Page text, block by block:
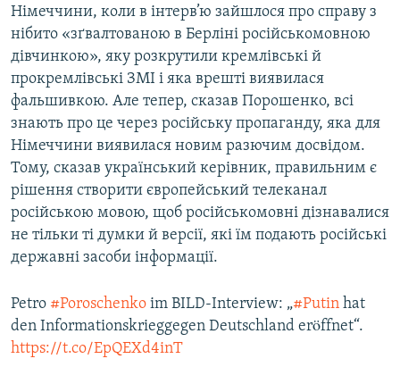
Німеччини, коли в інтерв’ю зайшлося про справу з
нібито «зґвалтованою в Берліні російськомовною
дівчинкою», яку розкрутили кремлівські й
прокремлівські ЗМІ і яка врешті виявилася
фальшивкою. Але тепер, сказав Порошенко, всі
знають про це через російську пропаганду, яка для
Німеччини виявилася новим разючим досвідом.
Тому, сказав український керівник, правильним є
рішення створити європейський телеканал
російською мовою, щоб російськомовні дізнавалися
не тільки ті думки й версії, які їм подають російські
державні засоби інформації.
Petro #Poroschenko im BILD-Interview: „#Putin hat
den Informationskrieggegen Deutschland eröffnet“.
https://t.co/EpQEXd4inT